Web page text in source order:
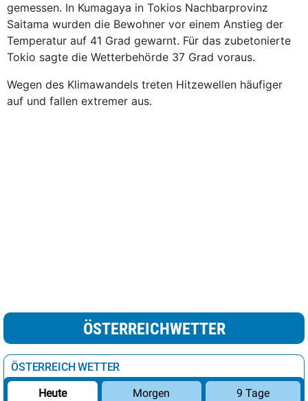
gemessen. In Kumagaya in Tokios Nachbarprovinz
Saitama wurden die Bewohner vor einem Anstieg der
Temperatur auf 41 Grad gewarnt. Für das zubetonierte
Tokio sagte die Wetterbehörde 37 Grad voraus.
Wegen des Klimawandels treten Hitzewellen häufiger
auf und fallen extremer aus.
ÖSTERREICHWETTER
ÖSTERREICH WETTER
Heute Morgen 9 Tage